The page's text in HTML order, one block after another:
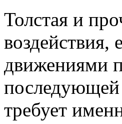
Толстая и
движениями
последующей
требует